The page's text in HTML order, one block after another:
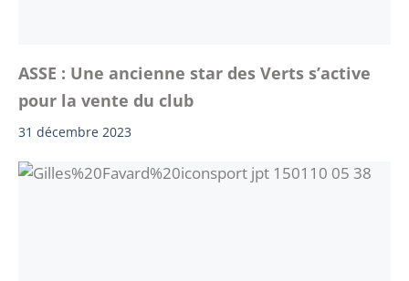
ASSE : Une ancienne star des Verts s’active
pour la vente du club
31 décembre 2023